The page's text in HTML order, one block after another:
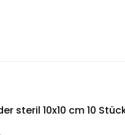
steril 10x10 cm 10